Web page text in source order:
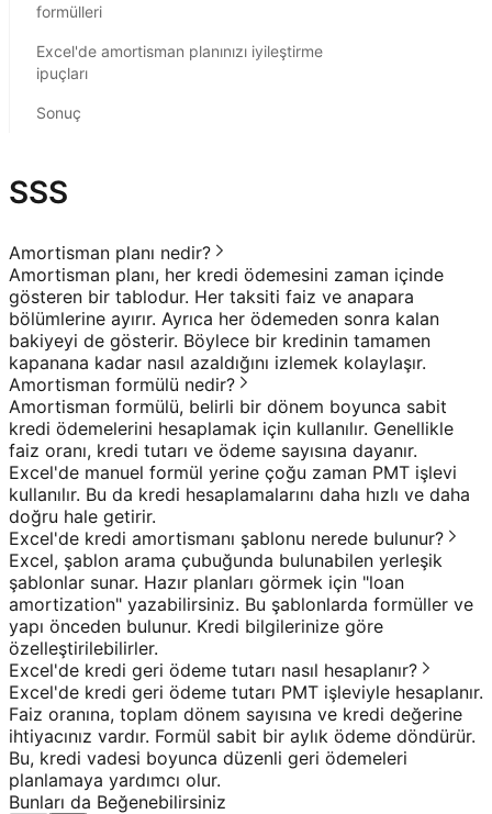
formülleri
Excel'de amortisman planınızı iyileştirme
ipuçları
Sonuç
SSS
Amortisman planı nedir?
Amortisman planı, her kredi ödemesini zaman içinde
gösteren bir tablodur. Her taksiti faiz ve anapara
bölümlerine ayırır. Ayrıca her ödemeden sonra kalan
bakiyeyi de gösterir. Böylece bir kredinin tamamen
kapanana kadar nasıl azaldığını izlemek kolaylaşır.
Amortisman formülü nedir?
Amortisman formülü, belirli bir dönem boyunca sabit
kredi ödemelerini hesaplamak için kullanılır. Genellikle
faiz oranı, kredi tutarı ve ödeme sayısına dayanır.
Excel'de manuel formül yerine çoğu zaman PMT işlevi
kullanılır. Bu da kredi hesaplamalarını daha hızlı ve daha
doğru hale getirir.
Excel'de kredi amortismanı şablonu nerede bulunur?
Excel, şablon arama çubuğunda bulunabilen yerleşik
şablonlar sunar. Hazır planları görmek için "loan
amortization" yazabilirsiniz. Bu şablonlarda formüller ve
yapı önceden bulunur. Kredi bilgilerinize göre
özelleştirilebilirler.
Excel'de kredi geri ödeme tutarı nasıl hesaplanır?
Excel'de kredi geri ödeme tutarı PMT işleviyle hesaplanır.
Faiz oranına, toplam dönem sayısına ve kredi değerine
ihtiyacınız vardır. Formül sabit bir aylık ödeme döndürür.
Bu, kredi vadesi boyunca düzenli geri ödemeleri
planlamaya yardımcı olur.
Bunları da Beğenebilirsiniz